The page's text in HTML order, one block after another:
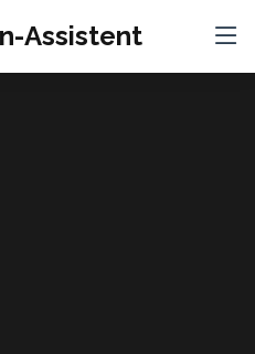
Assistent